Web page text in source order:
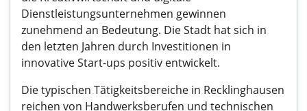
Dienstleistungsunternehmen gewinnen
zunehmend an Bedeutung. Die Stadt hat sich in
den letzten Jahren durch Investitionen in
innovative Start-ups positiv entwickelt.
Die typischen Tätigkeitsbereiche in Recklinghausen
reichen von Handwerksberufen und technischen